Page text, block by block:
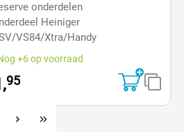
onderdelen
Heiniger
VS84/Xtra/Handy
+6 op voorraad
95